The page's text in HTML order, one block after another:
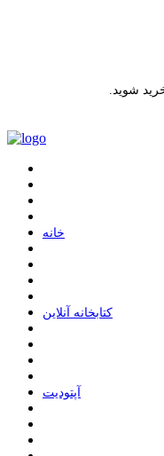
شوید.
ﺧﺎﻧﻪ
ﮐﺘﺎﺑﺨﺎﻧﻪ ﺁﻧﻼﯾﻦ
ﺁﭘﺘﻮﺩﯾﺖ